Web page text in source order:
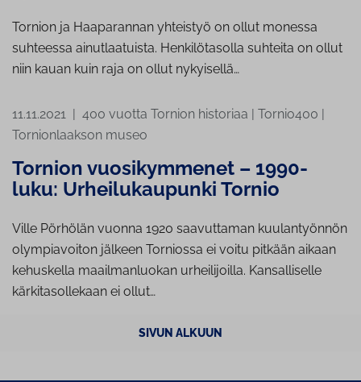
Tornion ja Haaparannan yhteistyö on ollut monessa
suhteessa ainutlaatuista. Henkilötasolla suhteita on ollut
niin kauan kuin raja on ollut nykyisellä…
11.11.2021 | 400 vuotta Tornion historiaa | Tornio400 |
Tornionlaakson museo
Tornion vuosikymmenet – 1990-
luku: Urheilukaupunki Tornio
Ville Pörhölän vuonna 1920 saavuttaman kuulantyönnön
olympiavoiton jälkeen Torniossa ei voitu pitkään aikaan
kehuskella maailmanluokan urheilijoilla. Kansalliselle
kärkitasollekaan ei ollut…
SIVUN ALKUUN